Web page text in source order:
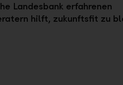
Landesbank erfahrenen
hilft, zukunftsfit zu